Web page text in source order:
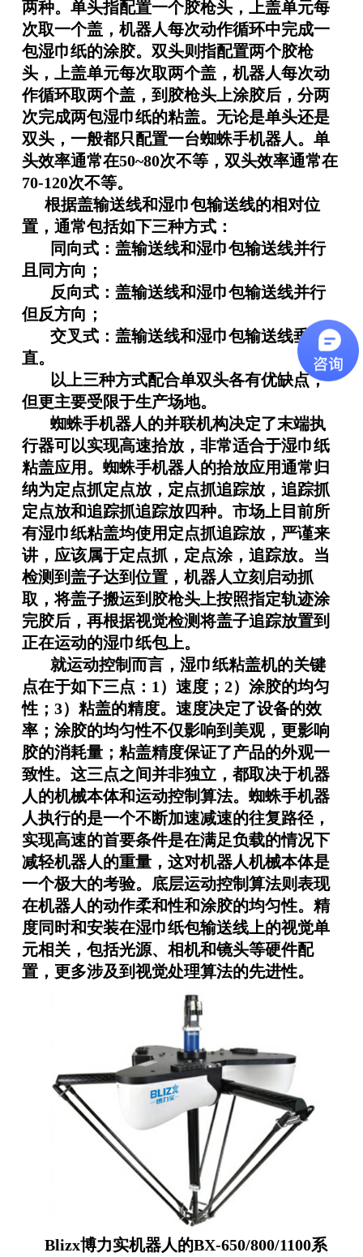
两种。单头指配置一个胶枪头，上盖单元每
次取一个盖，机器人每次动作循环中完成一
包湿巾纸的涂胶。双头则指配置两个胶枪
头，上盖单元每次取两个盖，机器人每次动
作循环取两个盖，到胶枪头上涂胶后，分两
次完成两包湿巾纸的粘盖。无论是单头还是
双头，一般都只配置一台蜘蛛手机器人。单
头效率通常在50~80次不等，双头效率通常在
70-120次不等。
根据盖输送线和湿巾包输送线的相对位
置，通常包括如下三种方式：
同向式：盖输送线和湿巾包输送线并行
且同方向；
反向式：盖输送线和湿巾包输送线并行
但反方向；
交叉式：盖输送线和湿巾包输送线垂
直。
以上三种方式配合单双头各有优缺点，
但更主要受限于生产场地。
蜘蛛手机器人的并联机构决定了末端执
行器可以实现高速拾放，非常适合于湿巾纸
粘盖应用。蜘蛛手机器人的拾放应用通常归
纳为定点抓定点放，定点抓追踪放，追踪抓
定点放和追踪抓追踪放四种。市场上目前所
有湿巾纸粘盖均使用定点抓追踪放，严谨来
讲，应该属于定点抓，定点涂，追踪放。当
检测到盖子达到位置，机器人立刻启动抓
取，将盖子搬运到胶枪头上按照指定轨迹涂
完胶后，再根据视觉检测将盖子追踪放置到
正在运动的湿巾纸包上。
就运动控制而言，湿巾纸粘盖机的关键
点在于如下三点： 1 ）速度；2）涂胶的均匀
性；3）粘盖的精度。速度决定了设备的效
率；涂胶的均匀性不仅影响到美观，更影响
胶的消耗量；粘盖精度保证了产品的外观一
致性。这三点之间并非独立，都取决于机器
人的机械本体和运动控制算法。蜘蛛手机器
人执行的是一个不断加速减速的往复路径，
实现高速的首要条件是在满足负载的情况下
减轻机器人的重量，这对机器人机械本体是
一个极大的考验。底层运动控制算法则表现
在机器人的动作柔和性和涂胶的均匀性。精
度同时和安装在湿巾纸包输送线上的视觉单
元相关，包括光源、相机和镜头等硬件配
置，更多涉及到视觉处理算法的先进性。
Blizx博力实机器人的BX-650/800/1100系